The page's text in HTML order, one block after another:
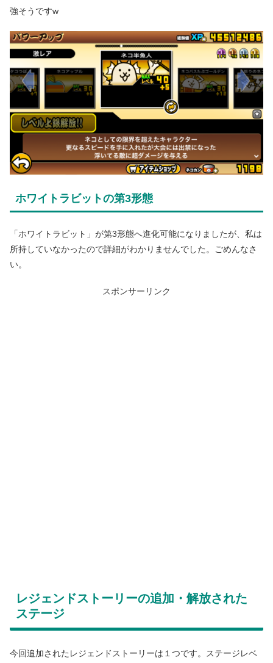
強そうですw
ホワイトラビットの第3形態
「ホワイトラビット」が第3形態へ進化可能になりましたが、私は
所持していなかったので詳細がわかりませんでした。ごめんなさ
い。
スポンサーリンク
レジェンドストーリーの追加・解放された
ステージ
今回追加されたレジェンドストーリーは１つです。ステージレベ